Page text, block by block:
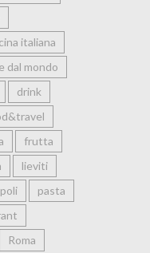
italiana
dal mondo
drink
frutta
lieviti
pasta
Roma